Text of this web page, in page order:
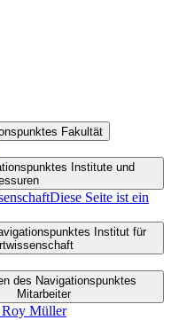
Fakultät
Institute und
Diese Seite ist ein
Institut für
des Navigationspunktes
Mitarbeiter
Müller